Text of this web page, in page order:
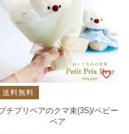
送料無料
チプリベアのクマ束(3S)/ベビー
ベア